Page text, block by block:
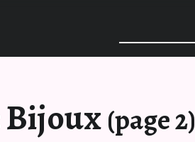
Bijoux(page 2)